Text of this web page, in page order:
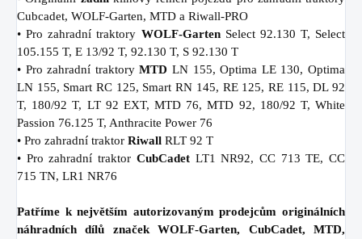
Cubcadet, WOLF-Garten, MTD a Riwall-PRO
• Pro zahradní traktory WOLF-Garten Select 92.130 T, Select
105.155 T, E 13/92 T, 92.130 T, S 92.130 T
• Pro zahradní traktoryMTDLN 155, Optima LE 130, Optima
LN 155, Smart RC 125, Smart RN 145, RE 125, RE 115, DL 92
T, 180/92 T, LT 92 EXT, MTD 76, MTD 92, 180/92 T, White
Passion 76.125 T, Anthracite Power 76
• Pro zahradní traktor Riwall RLT 92 T
• Pro zahradní traktor CubCadet LT1 NR92, CC 713 TE, CC
715 TN, LR1 NR76
Patříme k největším autorizovaným prodejcům originálních
náhradních dílů značek WOLF-Garten, CubCadet, MTD,